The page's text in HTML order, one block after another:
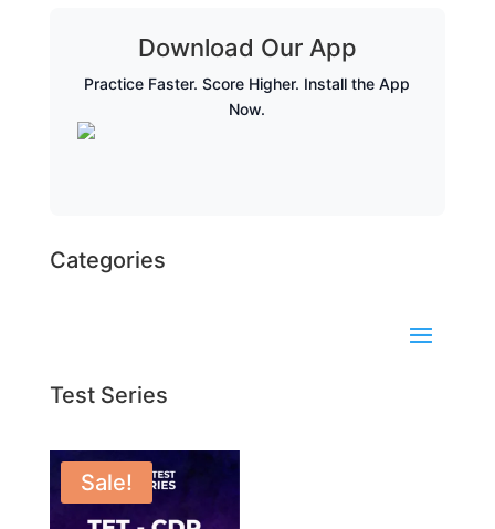
Download Our App
Practice Faster. Score Higher. Install the App
Now.
Categories
Test Series
Sale!